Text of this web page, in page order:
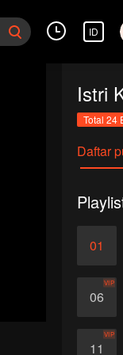
ID
Istri
Total 24
Daftar
01
06
VIP
11
VIP